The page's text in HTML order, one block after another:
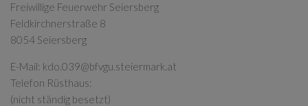
Freiwillige Feuerwehr Seiersberg
Feldkirchnerstraße 8
8054 Seiersberg
E-Mail: kdo.039@bfvgu.steiermark.at
Telefon Rüsthaus:
(nicht ständig besetzt)